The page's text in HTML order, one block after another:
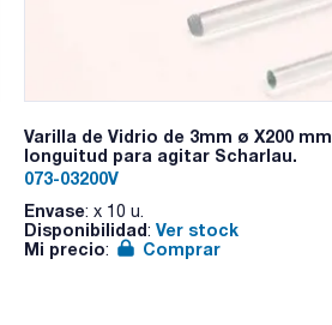
Varilla de Vidrio de 3mm ø X200 mm
longuitud para agitar Scharlau.
073-03200V
Envase: x 10 u.
Disponibilidad: Ver stock
Mi precio: Comprar